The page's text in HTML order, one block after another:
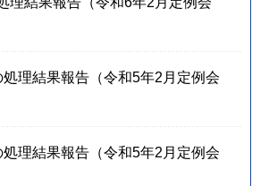
理結果報告（令和5年2月定例会
理結果報告（令和5年2月定例会